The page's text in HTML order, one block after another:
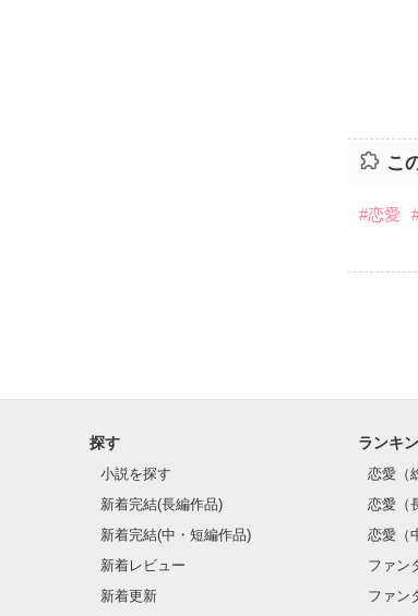
こ
#恋愛
探す
小説を探す
新着完結(長編作品)
新着完結(中・短編作品)
新着レビュー
新着更新
ランキ
恋愛（
恋愛（
恋愛（
ファン
ファン